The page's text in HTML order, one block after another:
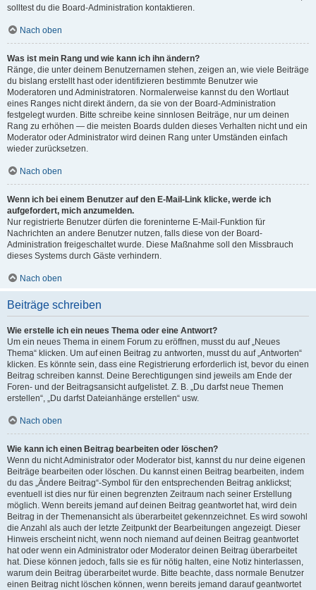
solltest du die Board-Administration kontaktieren.
Nach oben
Was ist mein Rang und wie kann ich ihn ändern?
Ränge, die unter deinem Benutzernamen stehen, zeigen an, wie viele Beiträge
du bislang erstellt hast oder identifizieren bestimmte Benutzer wie
Moderatoren und Administratoren. Normalerweise kannst du den Wortlaut
eines Ranges nicht direkt ändern, da sie von der Board-Administration
festgelegt wurden. Bitte schreibe keine sinnlosen Beiträge, nur um deinen
Rang zu erhöhen — die meisten Boards dulden dieses Verhalten nicht und ein
Moderator oder Administrator wird deinen Rang unter Umständen einfach
wieder zurücksetzen.
Nach oben
Wenn ich bei einem Benutzer auf den E-Mail-Link klicke, werde ich
aufgefordert, mich anzumelden.
Nur registrierte Benutzer dürfen die foreninterne E-Mail-Funktion für
Nachrichten an andere Benutzer nutzen, falls diese von der Board-
Administration freigeschaltet wurde. Diese Maßnahme soll den Missbrauch
dieses Systems durch Gäste verhindern.
Nach oben
Beiträge schreiben
Wie erstelle ich ein neues Thema oder eine Antwort?
Um ein neues Thema in einem Forum zu eröffnen, musst du auf „Neues
Thema“ klicken. Um auf einen Beitrag zu antworten, musst du auf „Antworten“
klicken. Es könnte sein, dass eine Registrierung erforderlich ist, bevor du einen
Beitrag schreiben kannst. Deine Berechtigungen sind jeweils am Ende der
Foren- und der Beitragsansicht aufgelistet. Z. B. „Du darfst neue Themen
erstellen“, „Du darfst Dateianhänge erstellen“ usw.
Nach oben
Wie kann ich einen Beitrag bearbeiten oder löschen?
Wenn du nicht Administrator oder Moderator bist, kannst du nur deine eigenen
Beiträge bearbeiten oder löschen. Du kannst einen Beitrag bearbeiten, indem
du das „Ändere Beitrag“-Symbol für den entsprechenden Beitrag anklickst;
eventuell ist dies nur für einen begrenzten Zeitraum nach seiner Erstellung
möglich. Wenn bereits jemand auf deinen Beitrag geantwortet hat, wird dein
Beitrag in der Themenansicht als überarbeitet gekennzeichnet. Es wird sowohl
die Anzahl als auch der letzte Zeitpunkt der Bearbeitungen angezeigt. Dieser
Hinweis erscheint nicht, wenn noch niemand auf deinen Beitrag geantwortet
hat oder wenn ein Administrator oder Moderator deinen Beitrag überarbeitet
hat. Diese können jedoch, falls sie es für nötig halten, eine Notiz hinterlassen,
warum dein Beitrag überarbeitet wurde. Bitte beachte, dass normale Benutzer
einen Beitrag nicht löschen können, wenn bereits jemand darauf geantwortet